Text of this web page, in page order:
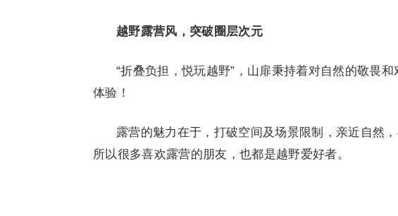
越野露营风，突破圈层次元
“折叠负担，悦玩越野”，山扉秉持着对自然的敬畏
体验！
露营的魅力在于，打破空间及场景限制，亲近自然
所以很多喜欢露营的朋友，也都是越野爱好者。